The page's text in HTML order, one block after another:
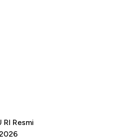
RI Resmi